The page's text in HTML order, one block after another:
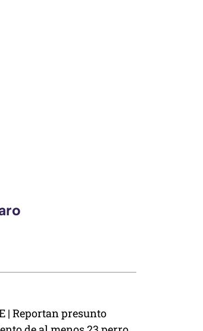
| Reportan presunto